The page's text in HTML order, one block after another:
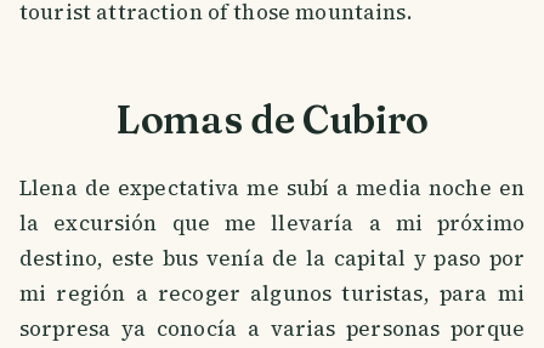
tourist attraction of those mountains.
Lomas de Cubiro
Llena de expectativa me subí a media noche en
la excursión que me llevaría a mi próximo
destino, este bus venía de la capital y paso por
mi región a recoger algunos turistas, para mi
sorpresa ya conocía a varias personas porque